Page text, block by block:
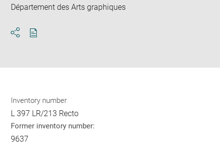
Département des Arts graphiques
Inventory number
L 397 LR/213 Recto
Former inventory number:
9637